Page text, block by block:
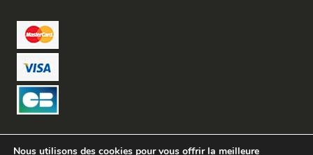
Nous utilisons des cookies pour vous offrir la meilleure